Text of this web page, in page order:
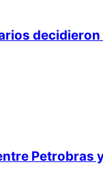
Petrobras